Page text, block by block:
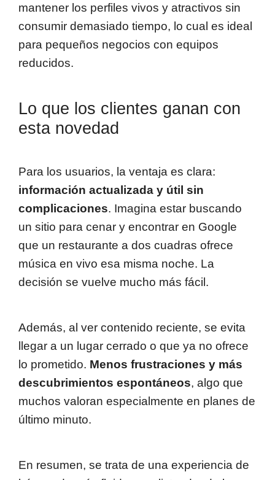
mantener los perfiles vivos y atractivos sin
consumir demasiado tiempo, lo cual es ideal
para pequeños negocios con equipos
reducidos.
Lo que los clientes ganan con
esta novedad
Para los usuarios, la ventaja es clara:
información actualizada y útil sin
complicaciones. Imagina estar buscando
un sitio para cenar y encontrar en Google
que un restaurante a dos cuadras ofrece
música en vivo esa misma noche. La
decisión se vuelve mucho más fácil.
Además, al ver contenido reciente, se evita
llegar a un lugar cerrado o que ya no ofrece
lo prometido. Menos frustraciones y más
descubrimientos espontáneos, algo que
muchos valoran especialmente en planes de
último minuto.
En resumen, se trata de una experiencia de